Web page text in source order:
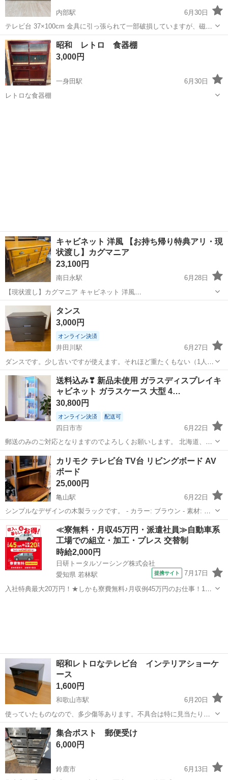
内部駅
6月30日
テレビ台 37×100cm 金具に引っ張られて一部破損していますが、磁石
でくっついているため扉は閉まります。
三重 四日市市 内部駅 収納家具
昭和 レトロ 食器棚
3,000円
一身田駅
6月30日
レトロな食器棚
キャビネット 洋風 【お持ち帰り特典アリ・現
状渡し】カグマニア
23,100円
南日永駅
6月28日
【現状渡し】カグマニア キャビネット 洋風
******************************************** サイズ：幅1250×奥行450×高さ
800mm *********...
三重 四日市市
タンス
3,000円
オンライン決済
井田川駅
6月27日
ダンスです。少し古いですが使えます。それほど重たくもない（1人で
も運べます）ので活用しやすいです。 高さ660mm 奥行き405mm 幅
750mm です。ご検討ください。
三重 亀山市 井田川駅 収納家具
送料込み❣ 新品未使用 ガラスディスプレイキ
ャビネット ガラスケース 大型 4…
30,800円
オンライン決済 配送可
四日市市
6月22日
郵送のみのご対応となりますのでよろしくお願いします。 北海道、沖
縄是別途送料がかかる場合がございますので、該当地域の方はコメン
トでお問い合わせください。 お気に入りのコレクションを美しく引き
立てる、4段タイプのガラス...
三重 四日市市 収納家具
カリモク テレビ台 TV台 リビングボード AV
ボード
25,000円
亀山駅
6月22日
シンプルなデザインの木製ラックです。 - カラー: ブラウン - 素材: 木
製 - 扉: ガラス扉 - サイズ: 約高さ164cm×幅90cm×奥行き60cm 自己紹
介に予定などの共通事項を記載させて頂きますので、ご一読...
三重 亀山市 亀山駅 収納家具
≪寮無料・月収45万円・派遣社員≫自動車系
工場での組立・加工・プレス 交替制
時給2,000円
日研トータルソーシング株式会社
愛知県 若林駅
提携サイト 7月17日
入社特典最大20万円！★しかも寮費無料♪月収例45万円のお仕事！1年
昭和レトロなテレビ台 インテリアショーケ
ース
1,600円
和歌山市駅
6月20日
使っていたものなので、多少傷等あります。不具合は特に見当たりま
せんが、細かい事を気にされない方でお願いします。 奥行が広いの
で、インテリアを飾ったりするのにも適しています。 キッチンで、電
子レンジとトースター載せて食品...
三重 亀山市 和歌山市駅 収納家具
集合ポスト 郵便受け
6,000円
鈴鹿市
6月13日